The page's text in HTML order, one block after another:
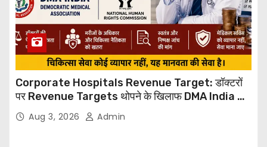
Corporate Hospitals Revenue Target: डॉक्टरों
पर Revenue Targets थोपने के खिलाफ DMA India का
बड़ा कदम, NHRC से Suo Motu जांच की मांग
Aug 3, 2026 Admin